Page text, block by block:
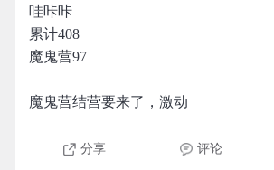
哇咔咔
累计408
魔鬼营97
魔鬼营结营要来了，激动
分享 评论